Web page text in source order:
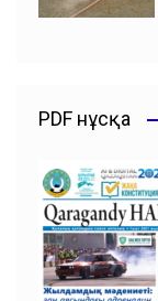
PDF нұсқа